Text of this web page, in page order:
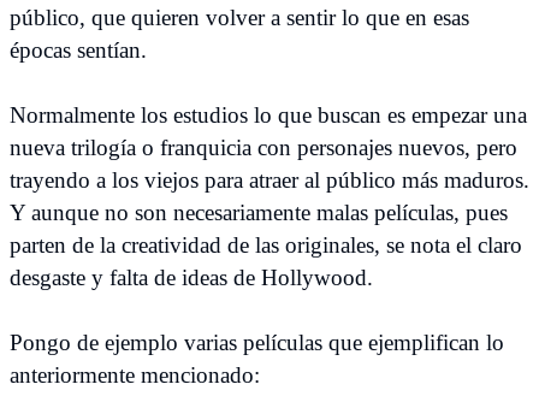
público, que quieren volver a sentir lo que en esas
épocas sentían.
Normalmente los estudios lo que buscan es empezar una
nueva trilogía o franquicia con personajes nuevos, pero
trayendo a los viejos para atraer al público más maduros.
Y aunque no son necesariamente malas películas, pues
parten de la creatividad de las originales, se nota el claro
desgaste y falta de ideas de Hollywood.
Pongo de ejemplo varias películas que ejemplifican lo
anteriormente mencionado: